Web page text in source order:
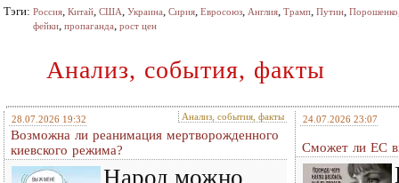
Тэги: Россия, Китай, США, Украина, Сирия, Евросоюз, Англия, Трамп, Путин, Порошенко
фейки, пропаганда, рост цен
Анализ, события, факты
28.07.2026 19:32 Анализ, события, факты
Возможна ли реанимация мертворожденного
киевского режима?
Народ можно
24.07.2026 23:07
Сможет ли ЕС